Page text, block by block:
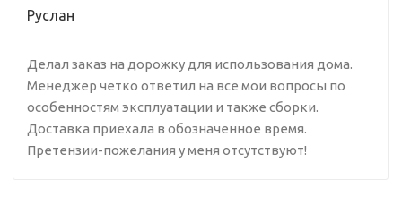
Руслан
Делал заказ на дорожку для использования дома.
Менеджер четко ответил на все мои вопросы по
особенностям эксплуатации и также сборки.
Доставка приехала в обозначенное время.
Претензии-пожелания у меня отсутствуют!